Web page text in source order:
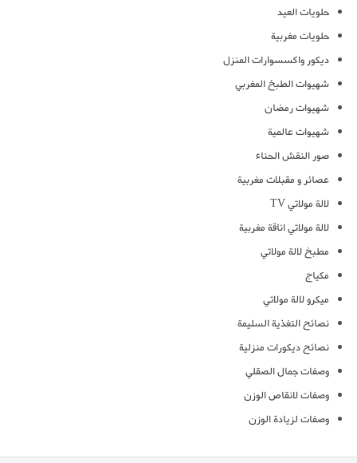
حلويات العيد
حلويات مغربية
ديكور واكسسوارات المنزل
شهيوات الطبخ المغربي
شهيوات رمضان
شهيوات عالمية
صور النقش الحناء
عصائر و مقبلات مغربية
لالة مولاتي TV
لالة مولاتي اناقة مغربية
مطبخ لالة مولاتي
مكياج
ميكرو لالة مولاتي
نصائح التغذية السليمة
نصائح ديكورات منزلية
وصفات جمال الصقلي
وصفات لانقاص الوزن
وصفات لزيادة الوزن